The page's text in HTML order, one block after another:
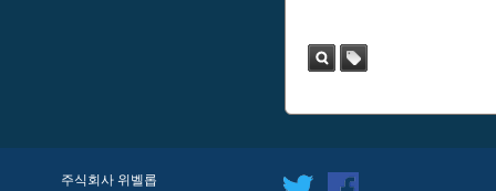
주식회사 위벨롭